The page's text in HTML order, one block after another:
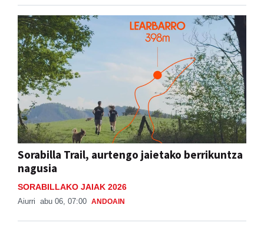
Sorabilla Trail, aurtengo jaietako berrikuntza
nagusia
SORABILLAKO JAIAK 2026
Aiurri abu 06, 07:00 ANDOAIN